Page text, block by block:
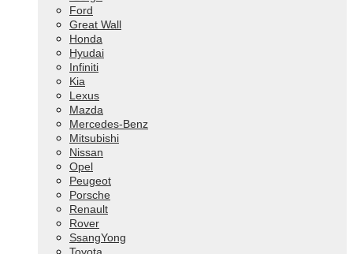
Ford
Great Wall
Honda
Hyudai
Infiniti
Kia
Lexus
Mazda
Mercedes-Benz
Mitsubishi
Nissan
Opel
Peugeot
Porsche
Renault
Rover
SsangYong